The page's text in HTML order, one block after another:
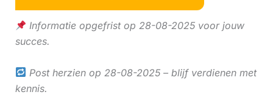
Informatie opgefrist op 28-08-2025 voor jouw
succes.
Post herzien op 28-08-2025 – blijf verdienen met
kennis.